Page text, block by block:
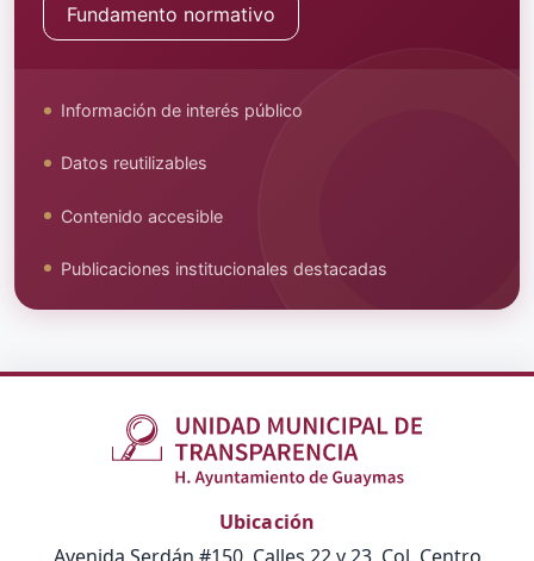
Fundamento normativo
Información de interés público
Datos reutilizables
Contenido accesible
Publicaciones institucionales destacadas
Ubicación